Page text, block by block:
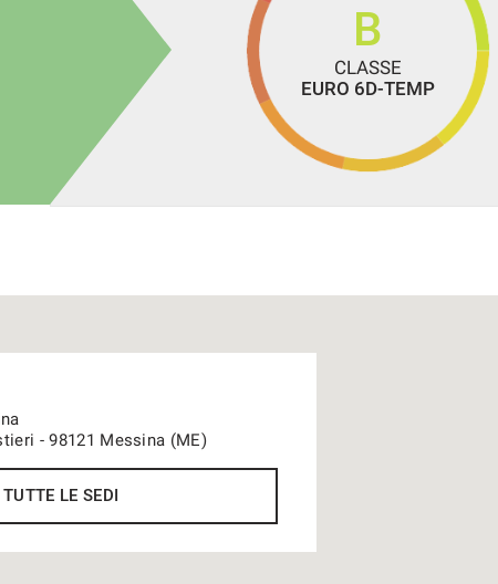
B
CLASSE
EURO 6D-TEMP
- 98121 Messina (ME)
LE SEDI